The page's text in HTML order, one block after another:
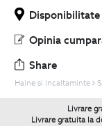
Opinia
Share
Haine si Incaltaminte
Livrare
Livrare gratuita la